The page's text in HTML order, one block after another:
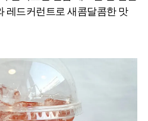
레드커런트로 새콤달콤한 맛